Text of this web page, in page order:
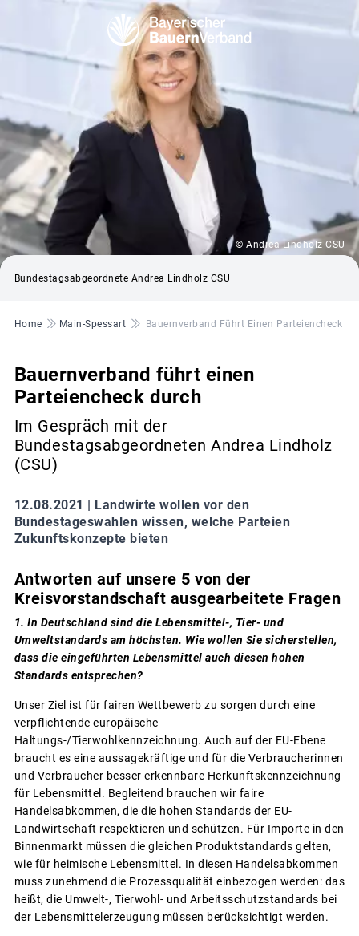
© Andrea Lindholz CSU
Bundestagsabgeordnete Andrea Lindholz CSU
Pfadnavigation
Home Main-Spessart Bauernverband Führt Einen Parteiencheck
Bauernverband führt einen
Parteiencheck durch
Im Gespräch mit der
Bundestagsabgeordneten Andrea Lindholz
(CSU)
12.08.2021 |
Landwirte wollen vor den
Bundestageswahlen wissen, welche Parteien
Zukunftskonzepte bieten
Antworten auf unsere 5 von der
Kreisvorstandschaft ausgearbeitete Fragen
1. In Deutschland sind die Lebensmittel-, Tier- und
Umweltstandards am höchsten. Wie wollen Sie sicherstellen,
dass die eingeführten Lebensmittel auch diesen hohen
Standards entsprechen?
Unser Ziel ist für fairen Wettbewerb zu sorgen durch eine
verpflichtende europäische
Haltungs-/Tierwohlkennzeichnung. Auch auf der EU-Ebene
braucht es eine aussagekräftige und für die Verbraucherinnen
und Verbraucher besser erkennbare Herkunftskennzeichnung
für Lebensmittel. Begleitend brauchen wir faire
Handelsabkommen, die die hohen Standards der EU-
Landwirtschaft respektieren und schützen. Für Importe in den
Binnenmarkt müssen die gleichen Produktstandards gelten,
wie für heimische Lebensmittel. In diesen Handelsabkommen
muss zunehmend die Prozessqualität einbezogen werden: das
heißt, die Umwelt-, Tierwohl- und Arbeitsschutzstandards bei
der Lebensmittelerzeugung müssen berücksichtigt werden.